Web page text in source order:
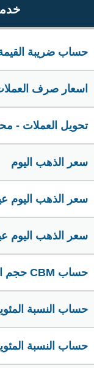
حساب ضريبة
اسعار صرف
تحويل العملات -
سعر الذهب اليوم
سعر الذهب اليوم عيار 21
سعر الذهب اليوم عيار 24
حساب CBM حجم الشحنة التجارية
حساب النسبة
حساب النسبة